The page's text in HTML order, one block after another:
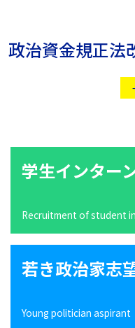
政治資金規正法
学生インター
Recruitment of student
若き政治家志
Young politician aspirant